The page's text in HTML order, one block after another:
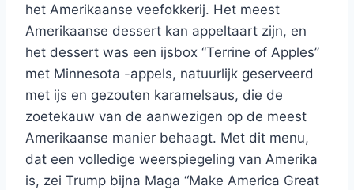
het Amerikaanse veefokkerij. Het meest
Amerikaanse dessert kan appeltaart zijn, en
het dessert was een ijsbox “Terrine of Apples”
met Minnesota -appels, natuurlijk geserveerd
met ijs en gezouten karamelsaus, die de
zoetekauw van de aanwezigen op de meest
Amerikaanse manier behaagt. Met dit menu,
dat een volledige weerspiegeling van Amerika
is, zei Trump bijna Maga “Make America Great